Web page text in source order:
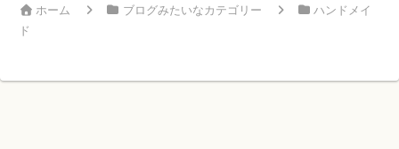
ホーム ブログみたいなカテゴリー
ハンドメイ
ド